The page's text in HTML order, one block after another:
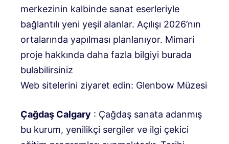
merkezinin kalbinde sanat eserleriyle
bağlantılı yeni yeşil alanlar. Açılışı 2026’nın
ortalarında yapılması planlanıyor. Mimari
proje hakkında daha fazla bilgiyi burada
bulabilirsiniz
Web sitelerini ziyaret edin: Glenbow Müzesi
Çağdaş Calgary : Çağdaş sanata adanmış
bu kurum, yenilikçi sergiler ve ilgi çekici